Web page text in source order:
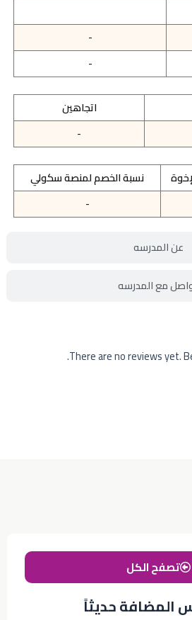
عن المدرسه
مع المدرسه
-
-
اتجاهين
-
نسبة الخصم لمنصة سكولي
-
There are no reviews yet.
المضافة حديثاً
تصفح الكل